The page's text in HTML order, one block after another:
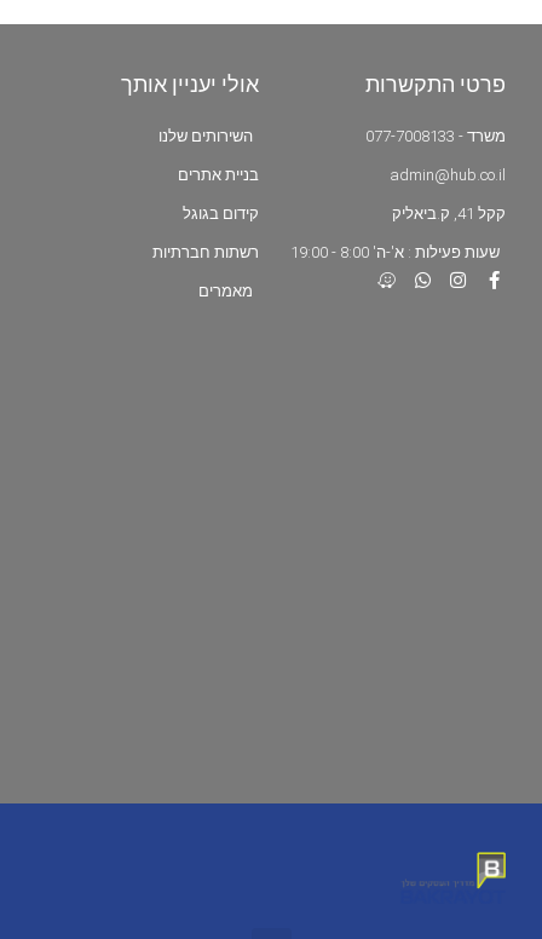
פרטי התקשרות
משרד - 077-7008133
admin@hub.co.il
קקל 41, ק.ביאליק
שעות פעילות : א'-ה' 8:00 - 19:00
אולי יעניין אותך
השירותים שלנו
בניית אתרים
קידום בגוגל
רשתות חברתיות
מאמרים